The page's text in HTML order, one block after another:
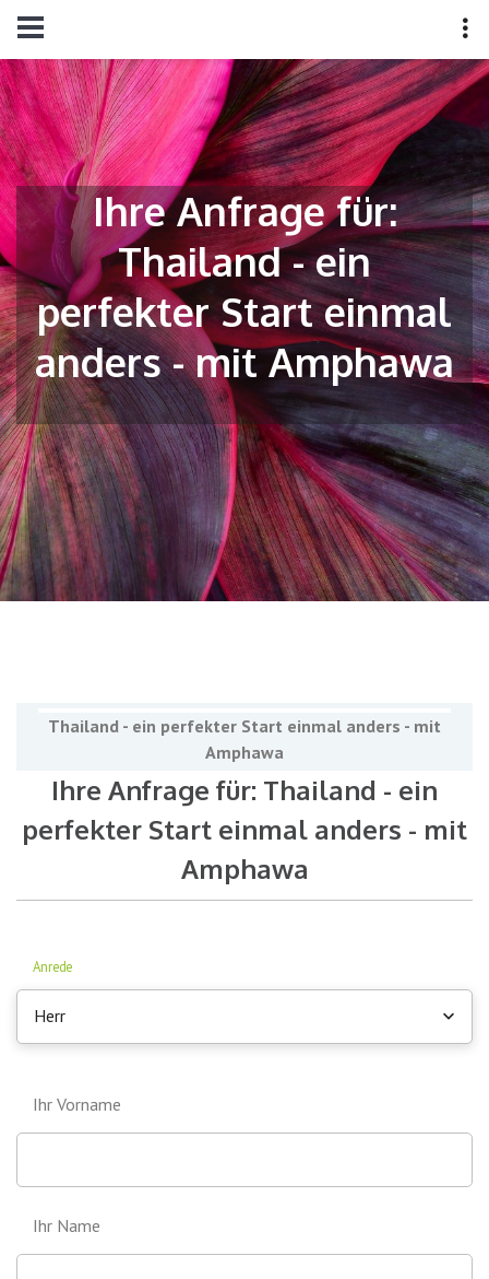
Ihre Anfrage für:
Thailand - ein
perfekter Start einmal
anders - mit Amphawa
Thailand - ein perfekter Start einmal anders - mit
Amphawa
Ihre Anfrage für: Thailand - ein
perfekter Start einmal anders - mit
Amphawa
Anrede
Herr
Ihr Vorname
Ihr Name